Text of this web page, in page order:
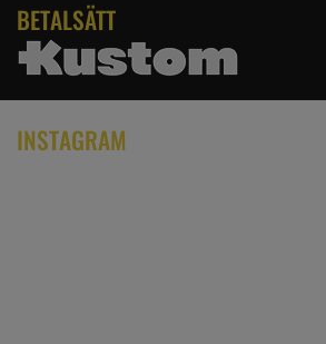
BETALSÄTT
INSTAGRAM